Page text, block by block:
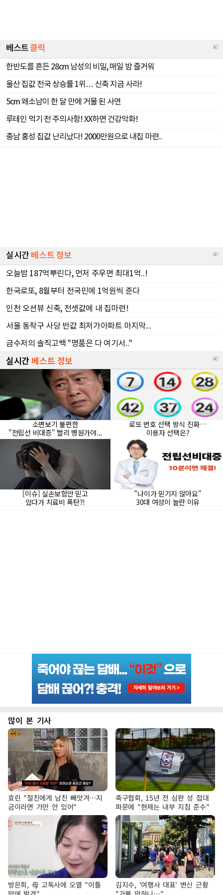
많이 본 기사
효린 "절친에게 남친 빼앗겨…지
금이라면 가만 안 있어"
축구협회, 15년 전 심판 성 접대
파문에 "현재는 내부 지침 준수"
방은희, 母 고독사에 오열 "이틀
김지수, '여행사 대표' 변신 근황